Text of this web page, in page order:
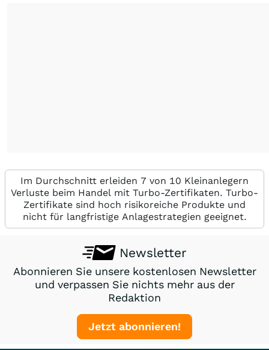
Im Durchschnitt erleiden 7 von 10 Kleinanlegern
Verluste beim Handel mit Turbo-Zertifikaten. Turbo-
Zertifikate sind hoch risikoreiche Produkte und
nicht für langfristige Anlagestrategien geeignet.
Newsletter
Abonnieren Sie unsere kostenlosen Newsletter
und verpassen Sie nichts mehr aus der
Redaktion
Jetzt abonnieren!